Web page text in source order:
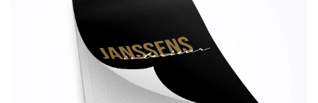
Kies uit verschillende formaten ruitjes of lijntjes | 25, 50 of 100
vellen per blok | met of zonder dekblad
VRAAG EEN OFFERTE